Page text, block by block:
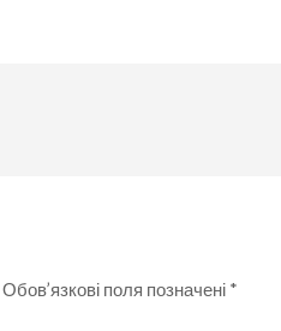
Обов’язкові поля позначені *